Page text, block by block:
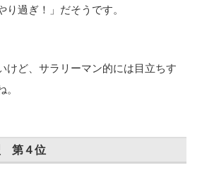
り過ぎ！」だそうです。
けど、サラリーマン的には目立ちす
第４位